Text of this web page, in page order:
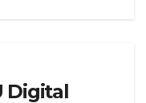
Digital